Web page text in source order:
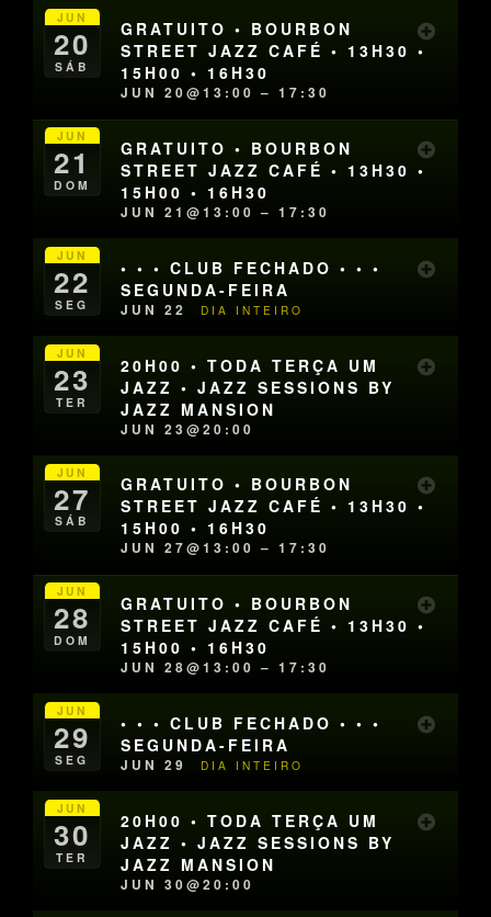
JUN
20
SÁB
GRATUITO • BOURBON
STREET JAZZ CAFÉ • 13H30 •
15H00 • 16H30
JUN 20@13:00 – 17:30
JUN
21
DOM
GRATUITO • BOURBON
STREET JAZZ CAFÉ • 13H30 •
15H00 • 16H30
JUN 21@13:00 – 17:30
JUN
22
SEG
• • • CLUB FECHADO • • •
SEGUNDA-FEIRA
JUN 22 DIA INTEIRO
JUN
23
TER
20H00 • TODA TERÇA UM
JAZZ • JAZZ SESSIONS BY
JAZZ MANSION
JUN 23@20:00
JUN
27
SÁB
GRATUITO • BOURBON
STREET JAZZ CAFÉ • 13H30 •
15H00 • 16H30
JUN 27@13:00 – 17:30
JUN
28
DOM
GRATUITO • BOURBON
STREET JAZZ CAFÉ • 13H30 •
15H00 • 16H30
JUN 28@13:00 – 17:30
JUN
29
SEG
• • • CLUB FECHADO • • •
SEGUNDA-FEIRA
JUN 29 DIA INTEIRO
JUN
30
TER
20H00 • TODA TERÇA UM
JAZZ • JAZZ SESSIONS BY
JAZZ MANSION
JUN 30@20:00